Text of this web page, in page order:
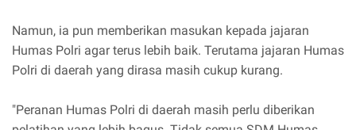
Namun, ia pun memberikan masukan kepada jajaran
Humas Polri agar terus lebih baik. Terutama jajaran Humas
Polri di daerah yang dirasa masih cukup kurang.
"Peranan Humas Polri di daerah masih perlu diberikan